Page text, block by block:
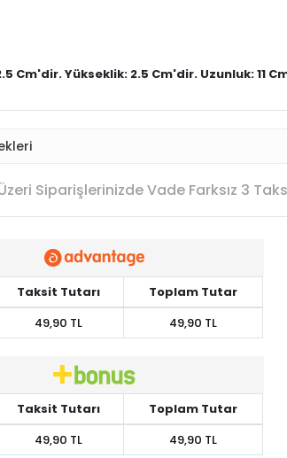
Cm'dir. Yükseklik: 2.5 Cm'dir. Uzunluk: 11
Siparişlerinizde Vade Farksız 3
Taksit Tutarı
Toplam Tutar
49,90 TL 49,90 TL
Taksit Tutarı
Toplam Tutar
49,90 TL 49,90 TL